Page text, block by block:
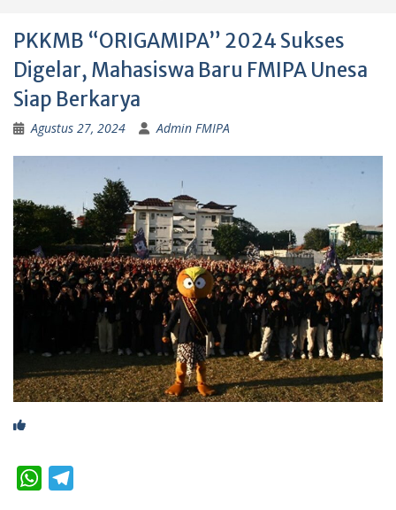
PKKMB “ORIGAMIPA” 2024 Sukses
Digelar, Mahasiswa Baru FMIPA Unesa
Siap Berkarya
Agustus 27, 2024 Admin FMIPA
W